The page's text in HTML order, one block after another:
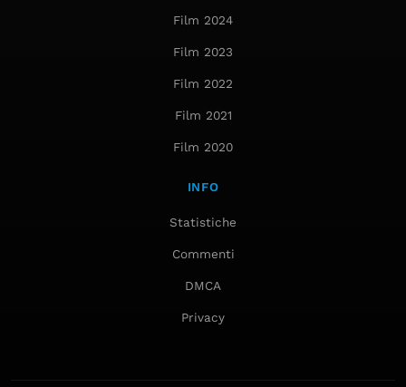
Film 2024
Film 2023
Film 2022
Film 2021
Film 2020
INFO
Statistiche
Commenti
DMCA
Privacy